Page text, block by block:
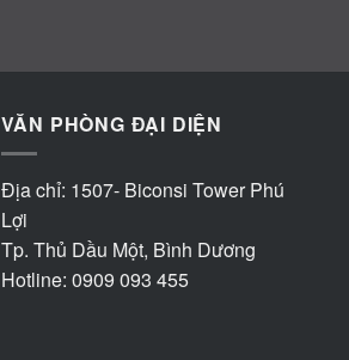
VĂN PHÒNG ĐẠI DIỆN
Địa chỉ: 1507- Biconsi Tower Phú
Lợi
Tp. Thủ Dầu Một, Bình Dương
Hotline: 0909 093 455